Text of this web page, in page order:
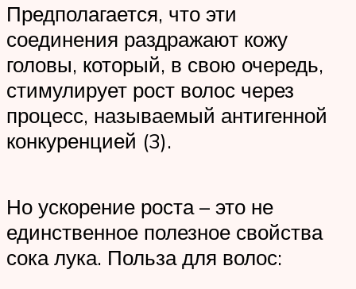
Предполагается, что эти
соединения раздражают кожу
головы, который, в свою очередь,
стимулирует рост волос через
процесс, называемый антигенной
конкуренцией (3).
Но ускорение роста – это не
единственное полезное свойства
сока лука. Польза для волос: